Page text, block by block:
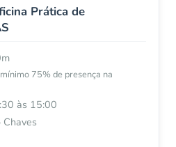
Prática de
75% de presença na
às 15:00